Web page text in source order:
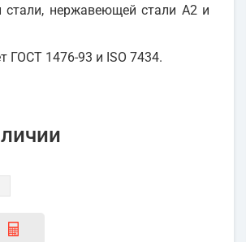
стали, нержавеющей стали А2 и
ГОСТ 1476-93 и ISO 7434.